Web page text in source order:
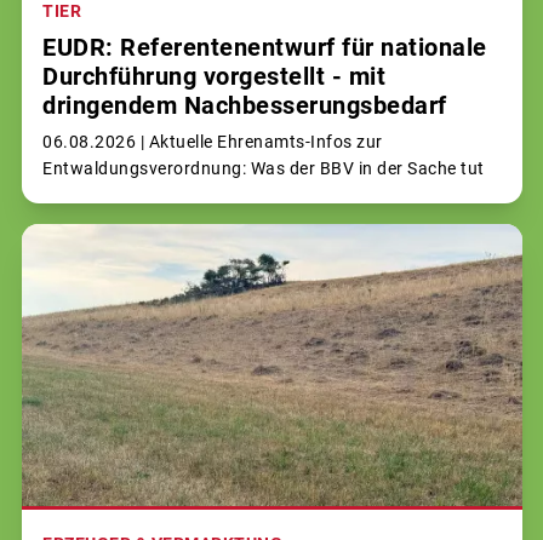
TIER
EUDR: Referentenentwurf für nationale
Durchführung vorgestellt - mit
dringendem Nachbesserungsbedarf
06.08.2026 | Aktuelle Ehrenamts-Infos zur
Entwaldungsverordnung: Was der BBV in der Sache tut